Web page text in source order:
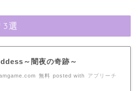
選
～闇夜の奇跡～
無料 posted with アプリーチ